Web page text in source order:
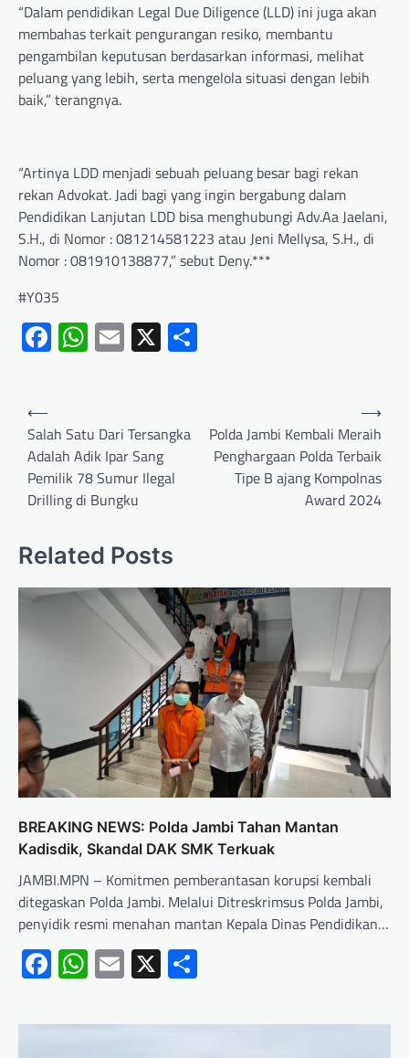
“Dalam pendidikan Legal Due Diligence (LLD) ini juga akan
membahas terkait pengurangan resiko, membantu
pengambilan keputusan berdasarkan informasi, melihat
peluang yang lebih, serta mengelola situasi dengan lebih
baik,” terangnya.
“Artinya LDD menjadi sebuah peluang besar bagi rekan
rekan Advokat. Jadi bagi yang ingin bergabung dalam
Pendidikan Lanjutan LDD bisa menghubungi Adv.Aa Jaelani,
S.H., di Nomor : 081214581223 atau Jeni Mellysa, S.H., di
Nomor : 081910138877,” sebut Deny.***
#Y035
Facebook
WhatsApp
Email
X
⟵
Salah Satu Dari Tersangka
Adalah Adik Ipar Sang
Pemilik 78 Sumur Ilegal
Drilling di Bungku
Polda Jambi Kembali Meraih
Penghargaan Polda Terbaik
Tipe B ajang Kompolnas
Award 2024
⟶
Related Posts
BREAKING NEWS: Polda Jambi Tahan Mantan
Kadisdik, Skandal DAK SMK Terkuak
JAMBI.MPN – Komitmen pemberantasan korupsi kembali
ditegaskan Polda Jambi. Melalui Ditreskrimsus Polda Jambi,
penyidik resmi menahan mantan Kepala Dinas Pendidikan…
Facebook
WhatsApp
Email
X